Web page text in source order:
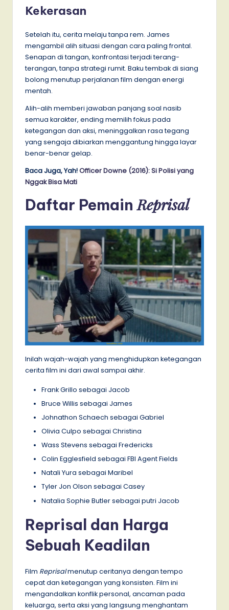
Kekerasan
Setelah itu, cerita melaju tanpa rem. James
mengambil alih situasi dengan cara paling frontal.
Senapan di tangan, konfrontasi terjadi terang-
terangan, tanpa strategi rumit. Baku tembak di siang
bolong menutup perjalanan film dengan energi
mentah.
Alih-alih memberi jawaban panjang soal nasib
semua karakter, ending memilih fokus pada
ketegangan dan aksi, meninggalkan rasa tegang
yang sengaja dibiarkan menggantung hingga layar
benar-benar gelap.
Baca Juga, Yah!Officer Downe (2016): Si Polisi yang
Nggak Bisa Mati
Daftar PemainReprisal
Inilah wajah-wajah yang menghidupkan ketegangan
cerita film ini dari awal sampai akhir.
Frank Grillo sebagai Jacob
Bruce Willis sebagai James
Johnathon Schaech sebagai Gabriel
Olivia Culpo sebagai Christina
Wass Stevens sebagai Fredericks
Colin Egglesfield sebagai FBI Agent Fields
Natali Yura sebagai Maribel
Tyler Jon Olson sebagai Casey
Natalia Sophie Butler sebagai putri Jacob
Reprisal dan Harga
Sebuah Keadilan
Film Reprisalmenutup ceritanya dengan tempo
cepat dan ketegangan yang konsisten. Film ini
mengandalkan konflik personal, ancaman pada
keluarga, serta aksi yang langsung menghantam